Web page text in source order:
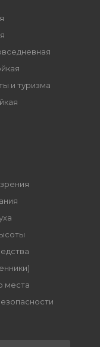
и туризма
места